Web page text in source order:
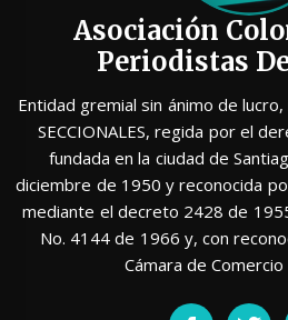
Asociación
Periodistas
Entidad gremial sin ánimo de
SECCIONALES, regida por el
fundada en la ciudad de
diciembre de 1950 y reconocida
mediante el decreto 2428 de
No. 4144 de 1966 y, con
Cámara de